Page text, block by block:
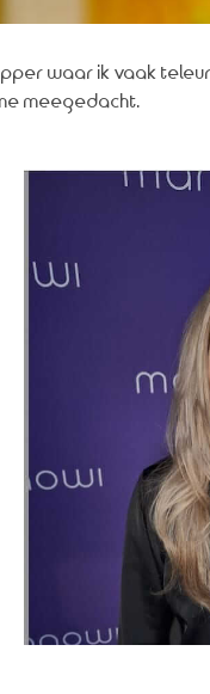
waar ik vaak
meegedacht.